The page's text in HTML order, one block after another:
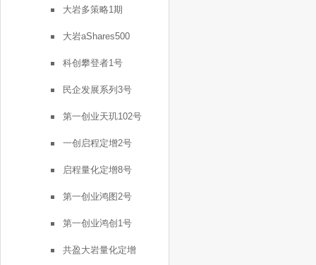
大岩多策略1期
大岩aShares500
科创攀登者1号
民企发展系列3号
第一创业天玑102号
一创启程定增2号
启程量化定增8号
第一创业鸿图2号
第一创业鸿创1号
共盈大岩量化定增